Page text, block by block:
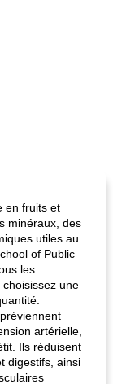
en fruits et
minéraux, des
utiles au
of Public
les
une
artérielle,
Ils réduisent
digestifs, ainsi